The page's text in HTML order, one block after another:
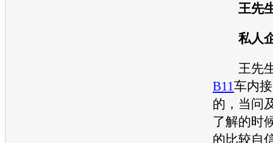
王先
私人企
王先生
B11车内
的，当问
了解的时
的比较自